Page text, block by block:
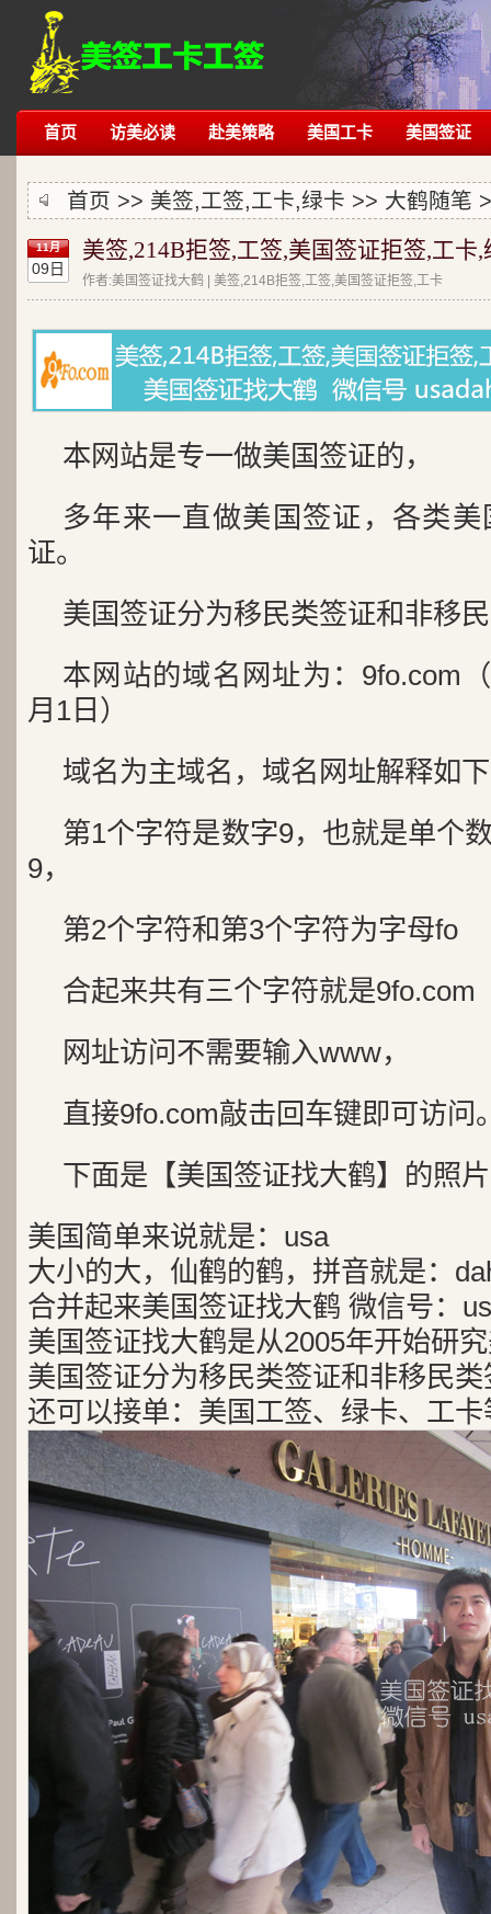
首页 访美必读 赴美策略 美国工卡 美国签证
首页 >> 美签,工签,工卡,绿卡 >> 大鹤随笔
11月
09日
美签,214B拒签,工签,美国签证拒签,工卡,
作者:美国签证找大鹤 | 美签,214B拒签,工签,美国签证拒签,工卡
本网站是专一做美国签证的，
多年来一直做美国签证，各类
证。
美国签证分为移民类签证和非移
本网站的域名网址为：9fo.com
月1日）
域名为主域名，域名网址解释如
第1个字符是数字9，也就是单个
9，
第2个字符和第3个字符为字母fo
合起来共有三个字符就是9fo.com
网址访问不需要输入www，
直接9fo.com敲击回车键即可访问
下面是【美国签证找大鹤】的照片
美国简单来说就是：usa
大小的大，仙鹤的鹤，拼音就是：
合并起来美国签证找大鹤 微信号：
美国签证找大鹤是从2005年开始研
美国签证分为移民类签证和非移民
还可以接单：美国工签、绿卡、工卡